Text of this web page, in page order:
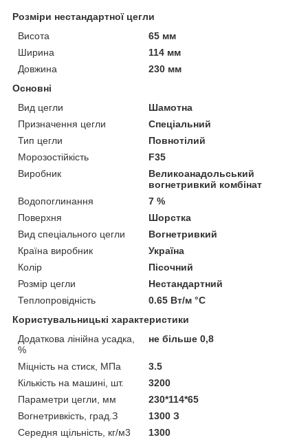
Розміри нестандартної цегли
Висота
65 мм
Ширина
114 мм
Довжина
230 мм
Основні
Вид цегли
Шамотна
Призначення цегли
Спеціальний
Тип цегли
Повнотілий
Морозостійкість
F35
Виробник
Великоанадольський
вогнетривкий комбінат
Водопоглинання
7 %
Поверхня
Шорстка
Вид спеціального цегли
Вогнетривкий
Країна виробник
Україна
Колір
Пісочний
Розмір цегли
Нестандартний
Теплопровідність
0.65 Вт/м °С
Користувальницькі характеристики
Додаткова лінійна усадка,
%
не більше 0,8
Міцність на стиск, МПа
3.5
Кількість на машині, шт.
3200
Параметри цегли, мм
230*114*65
Вогнетривкість, град.З
1300 З
Середня щільність, кг/м3
1300